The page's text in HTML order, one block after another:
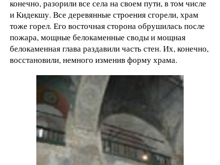
конечно, разорили все села на своем пути, в том числе
и Кидекшу. Все деревянные строения сгорели, храм
тоже горел. Его восточная сторона обрушилась после
пожара, мощные белокаменные своды и мощная
белокаменная глава раздавили часть стен. Их, конечно,
восстановили, немного изменив форму храма.